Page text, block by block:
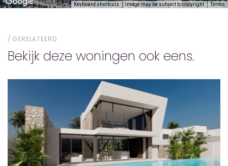
Keyboard shortcuts Image may be subject to copyright Terms
GERELATEERD
Bekijk deze woningen ook eens.